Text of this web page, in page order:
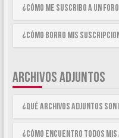
¿Cómo me suscribo a un
¿Cómo borro mis
ARCHIVOS ADJUNTOS
¿Qué archivos adjuntos
¿Cómo encuentro todos